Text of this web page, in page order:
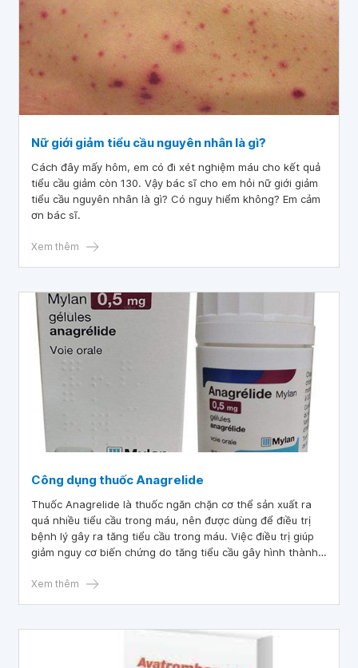
Nữ giới giảm tiểu cầu nguyên nhân là gì?
Cách đây mấy hôm, em có đi xét nghiệm máu cho kết quả
tiểu cầu giảm còn 130. Vậy bác sĩ cho em hỏi nữ giới giảm
tiểu cầu nguyên nhân là gì? Có nguy hiểm không? Em cảm
ơn bác sĩ.
Xem thêm
Công dụng thuốc Anagrelide
Thuốc Anagrelide là thuốc ngăn chặn cơ thể sản xuất ra
quá nhiều tiểu cầu trong máu, nên được dùng để điều trị
bệnh lý gây ra tăng tiểu cầu trong máu. Việc điều trị giúp
giảm nguy cơ biến chứng do tăng tiểu cầu gây hình thành
Xem thêm